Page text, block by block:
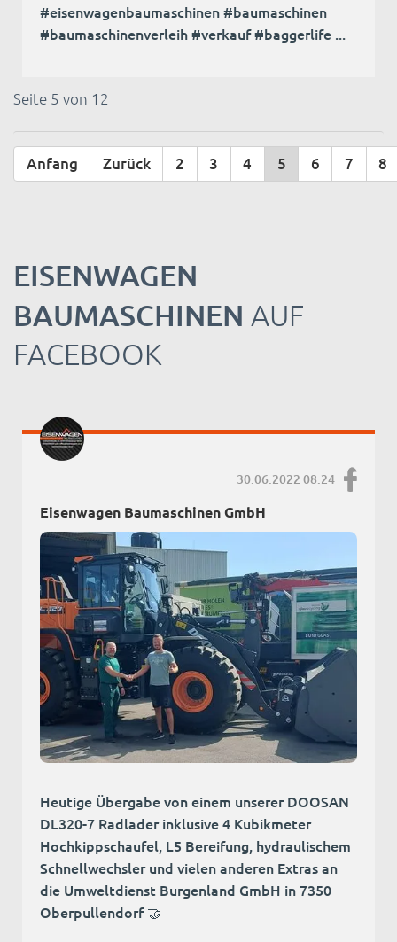
#eisenwagenbaumaschinen #baumaschinen
#baumaschinenverleih #verkauf #baggerlife ...
Seite 5 von 12
Anfang Zurück 2 3 4 5 6 7 8
EISENWAGEN
BAUMASCHINEN AUF
FACEBOOK
30.06.2022 08:24
Eisenwagen Baumaschinen GmbH
Heutige Übergabe von einem unserer DOOSAN
DL320-7 Radlader inklusive 4 Kubikmeter
Hochkippschaufel, L5 Bereifung, hydraulischem
Schnellwechsler und vielen anderen Extras an
die Umweltdienst Burgenland GmbH in 7350
Oberpullendorf 🤝